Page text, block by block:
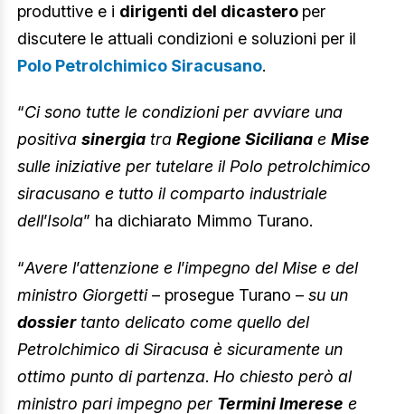
produttive e i dirigenti del dicastero per
discutere le attuali condizioni e soluzioni per il
Polo Petrolchimico Siracusano.
“Ci sono tutte le condizioni per avviare una
positiva sinergia tra Regione Siciliana e Mise
sulle iniziative per tutelare il Polo petrolchimico
siracusano e tutto il comparto industriale
dell’Isola” ha dichiarato Mimmo Turano.
“Avere l’attenzione e l’impegno del Mise e del
ministro Giorgetti– prosegue Turano – su un
dossiertanto delicato come quello del
Petrolchimico di Siracusa è sicuramente un
ottimo punto di partenza. Ho chiesto però al
ministro pari impegno per Termini Imerese e